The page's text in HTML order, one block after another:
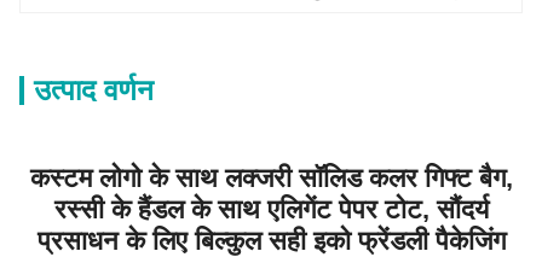
उत्पाद वर्णन
कस्टम लोगो के साथ लक्जरी सॉलिड कलर गिफ्ट बैग,
रस्सी के हैंडल के साथ एलिगेंट पेपर टोट, सौंदर्य
प्रसाधन के लिए बिल्कुल सही इको फ्रेंडली पैकेजिंग